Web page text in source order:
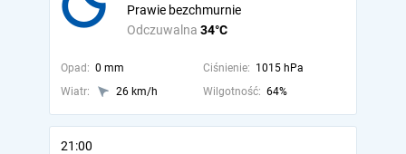
Odczuwalna 34°C
Prawie bezchmurnie
Opad: 0 mm Ciśnienie: 1015 hPa
Wiatr:
26 km/h Wilgotność: 64%
21:00